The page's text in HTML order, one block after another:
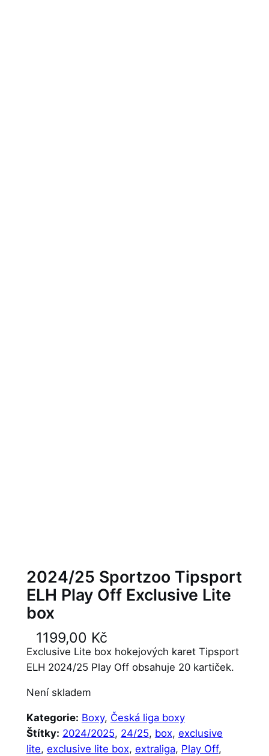
2024/25 Sportzoo Tipsport
ELH Play Off Exclusive Lite
box
1199,00 Kč
Exclusive Lite box hokejových karet Tipsport
ELH 2024/25 Play Off obsahuje 20 kartiček.
Není skladem
Kategorie: Boxy, Česká liga boxy
Štítky: 2024/2025, 24/25, box, exclusive
lite, exclusive lite box, extraliga, Play Off